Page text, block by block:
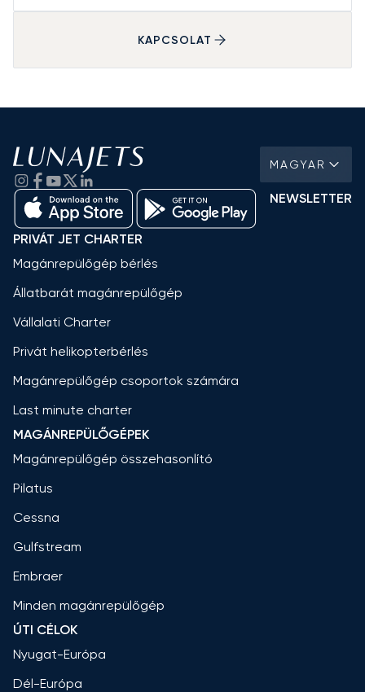
KAPCSOLAT
MAGYAR
NEWSLETTER
PRIVÁT JET CHARTER
Magánrepülőgép bérlés
Állatbarát magánrepülőgép
Vállalati Charter
Privát helikopterbérlés
Magánrepülőgép csoportok számára
Last minute charter
MAGÁNREPÜLŐGÉPEK
Magánrepülőgép összehasonlító
Pilatus
Cessna
Gulfstream
Embraer
Minden magánrepülőgép
ÚTI CÉLOK
Nyugat-Európa
Dél-Európa